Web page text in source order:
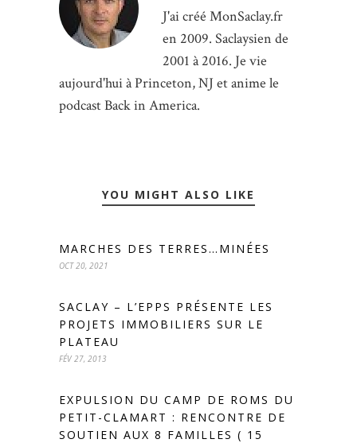
J'ai créé MonSaclay.fr
en 2009. Saclaysien de
2001 à 2016. Je vie
aujourd'hui à Princeton, NJ et anime le
podcast Back in America.
YOU MIGHT ALSO LIKE
MARCHES DES TERRES…MINÉES
OCT 20, 2021
SACLAY – L’EPPS PRÉSENTE LES
PROJETS IMMOBILIERS SUR LE
PLATEAU
FÉV 27, 2013
EXPULSION DU CAMP DE ROMS DU
PETIT-CLAMART : RENCONTRE DE
SOUTIEN AUX 8 FAMILLES ( 15